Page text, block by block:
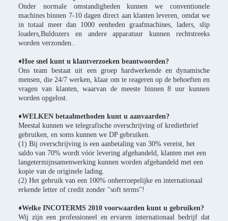
Onder normale omstandigheden kunnen we conventionele
machines binnen 7-10 dagen direct aan klanten leveren, omdat we
in totaal meer dan 1000 eenheden graafmachines, laders, slip
loaders,Buldozers en andere apparatuur kunnen rechtstreeks
worden verzonden..
♦Hoe snel kunt u klantverzoeken beantwoorden?
Ons team bestaat uit een groep hardwerkende en dynamische
mensen, die 24/7 werken, klaar om te reageren op de behoeften en
vragen van klanten, waarvan de meeste binnen 8 uur kunnen
worden opgelost.
♦WELKEN betaalmethoden kunt u aanvaarden?
Meestal kunnen we telegrafische overschrijving of kredietbrief
gebruiken, en soms kunnen we DP gebruiken.
(1) Bij overschrijving is een aanbetaling van 30% vereist, het
saldo van 70% wordt vóór levering afgehandeld, klanten met een
langetermijnsamenwerking kunnen worden afgehandeld met een
kopie van de originele lading.
(2) Het gebruik van een 100% onherroepelijke en internationaal
erkende letter of credit zonder "soft terms"!
♦Welke INCOTERMS 2010 voorwaarden kunt u gebruiken?
Wij zijn een professioneel en ervaren internationaal bedrijf dat